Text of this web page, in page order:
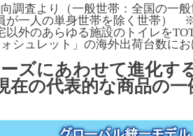
調査より（一般世帯：全国の一
が一人の単身世帯を除く世帯）
以外のあらゆる施設のトイレを
ュレット」の海外出荷台数にお
ズにあわせて進化す
在の代表的な商品の一